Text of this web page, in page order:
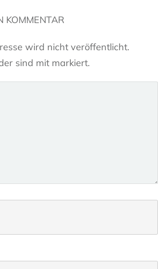
KOMMENTAR
wird nicht veröffentlicht.
sind mit markiert.